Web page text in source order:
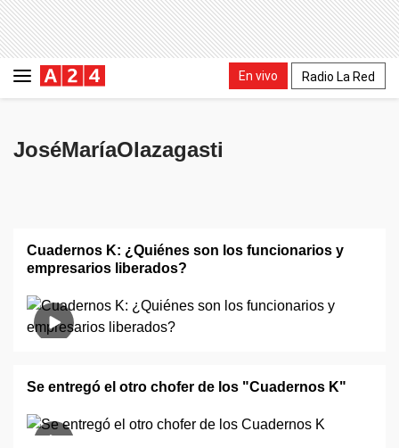
En vivo Radio La Red
JoséMaríaOlazagasti
Cuadernos K: ¿Quiénes son los funcionarios y
empresarios liberados?
Se entregó el otro chofer de los "Cuadernos K"